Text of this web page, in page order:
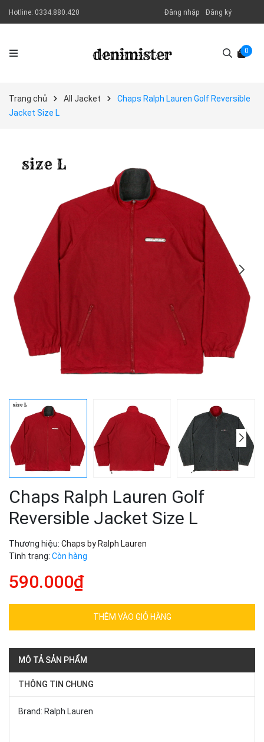
Hotline: 0334.880.420 Đăng nhập Đăng ký
0
Trang chủ All Jacket
Chaps Ralph Lauren Golf Reversible
Jacket Size L
Chaps Ralph Lauren Golf
Reversible Jacket Size L
Thương hiệu: Chaps by Ralph Lauren
Tình trạng: Còn hàng
590.000₫
THÊM VÀO GIỎ HÀNG
MÔ TẢ SẢN PHẨM
THÔNG TIN CHUNG
Brand: Ralph Lauren